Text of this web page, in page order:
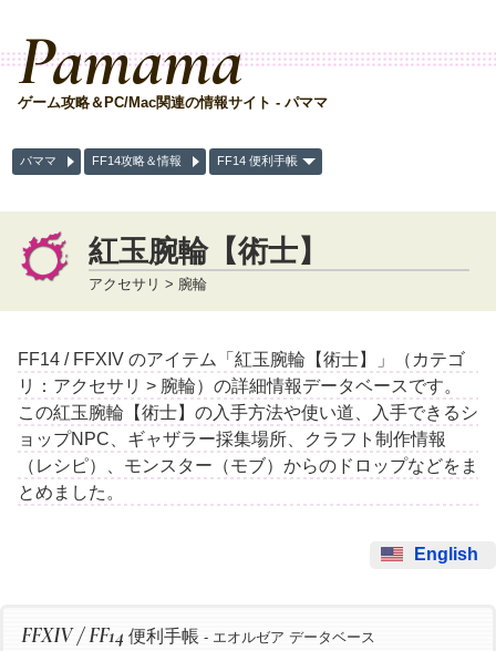
Pamama
ゲーム攻略＆PC/Mac関連の情報サイト - パママ
パママ FF14攻略＆情報 FF14 便利手帳
紅玉腕輪【術士】
アクセサリ > 腕輪
FF14 / FFXIV のアイテム「紅玉腕輪【術士】」（カテゴ
リ：アクセサリ > 腕輪）の詳細情報データベースです。
この紅玉腕輪【術士】の入手方法や使い道、入手できるシ
ョップNPC、ギャザラー採集場所、クラフト制作情報
（レシピ）、モンスター（モブ）からのドロップなどをま
とめました。
English
FFXIV / FF14 便利手帳 - エオルゼア データベース